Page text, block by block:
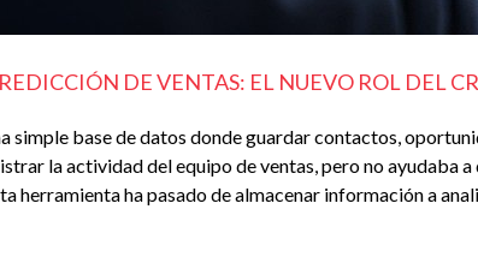
DE VENTAS: EL NUEVO ROL DEL
simple base de datos donde guardar contactos,
la actividad del equipo de ventas, pero no ayudaba
herramienta ha pasado de almacenar información a